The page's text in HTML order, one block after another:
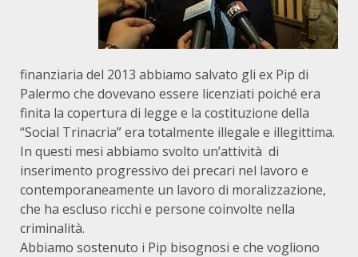
finanziaria del 2013 abbiamo salvato gli ex Pip di
Palermo che dovevano essere licenziati poiché era
finita la copertura di legge e la costituzione della
“Social Trinacria” era totalmente illegale e illegittima.
In questi mesi abbiamo svolto un’attività di
inserimento progressivo dei precari nel lavoro e
contemporaneamente un lavoro di moralizzazione,
che ha escluso ricchi e persone coinvolte nella
criminalità.
Abbiamo sostenuto i Pip bisognosi e che vogliono